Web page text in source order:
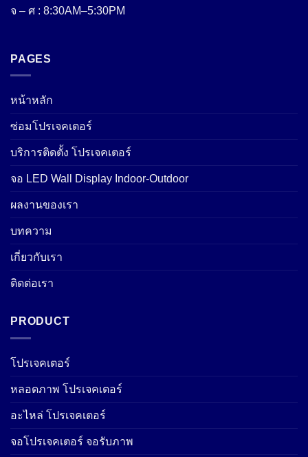
จ – ศ : 8:30AM–5:30PM
PAGES
หน้าหลัก
ซ่อมโปรเจคเตอร์
บริการติดตั้ง โปรเจคเตอร์
จอ LED Wall Display Indoor-Outdoor
ผลงานของเรา
บทความ
เกี่ยวกับเรา
ติดต่อเรา
PRODUCT
โปรเจคเตอร์
หลอดภาพ โปรเจคเตอร์
อะไหล่ โปรเจคเตอร์
จอโปรเจคเตอร์ จอรับภาพ